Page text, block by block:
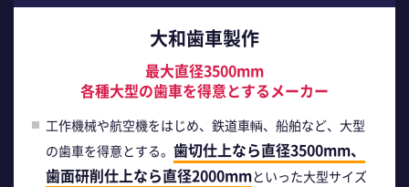
大和歯車製作
最大直径3500mm
各種大型の歯車を得意とするメーカー
工作機械や航空機をはじめ、鉄道車輌、船舶など、大型
の歯車を得意とする。 歯切仕上なら直径3500mm、
歯面研削仕上なら直径2000mmといった大型サイズ